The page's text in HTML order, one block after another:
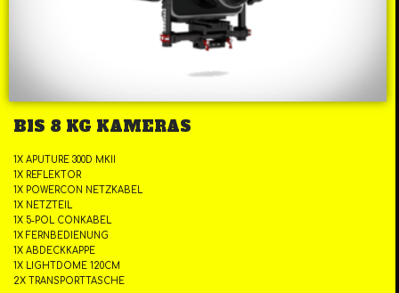
BIS 8 KG KAMERAS
1X APUTURE 300D MKII
1X REFLEKTOR
1X POWERCON NETZKABEL
1X NETZTEIL
1X 5-POL CONKABEL
1X FERNBEDIENUNG
1X ABDECKKAPPE
1X LIGHTDOME 120CM
2X TRANSPORTTASCHE